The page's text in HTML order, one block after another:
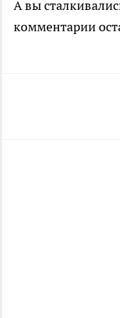
А вы
комментарии